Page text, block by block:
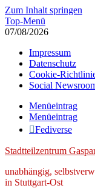
Zum Inhalt springen
Top-Menü
07/08/2026
Impressum
Datenschutz
Cookie-
Social
Menüeintrag
Menüeintrag
Fediverse
Stadtteilzentrum
unabhängig,
in Stuttgart-Ost